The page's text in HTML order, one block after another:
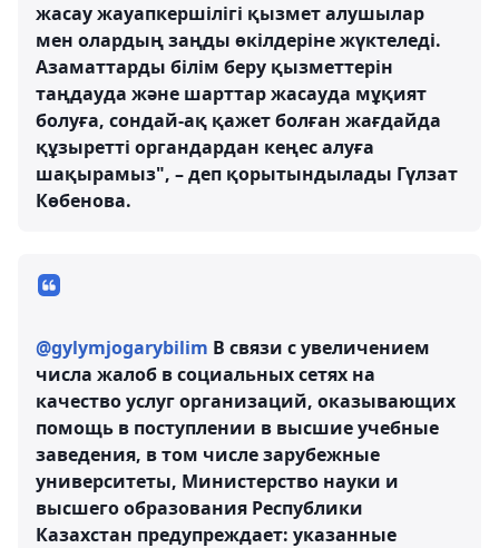
жасау жауапкершілігі қызмет алушылар
мен олардың заңды өкілдеріне жүктеледі.
Азаматтарды білім беру қызметтерін
таңдауда және шарттар жасауда мұқият
болуға, сондай-ақ қажет болған жағдайда
құзыретті органдардан кеңес алуға
шақырамыз", – деп қорытындылады Гүлзат
Көбенова.
@gylymjogarybilim В связи с увеличением
числа жалоб в социальных сетях на
качество услуг организаций, оказывающих
помощь в поступлении в высшие учебные
заведения, в том числе зарубежные
университеты, Министерство науки и
высшего образования Республики
Казахстан предупреждает: указанные